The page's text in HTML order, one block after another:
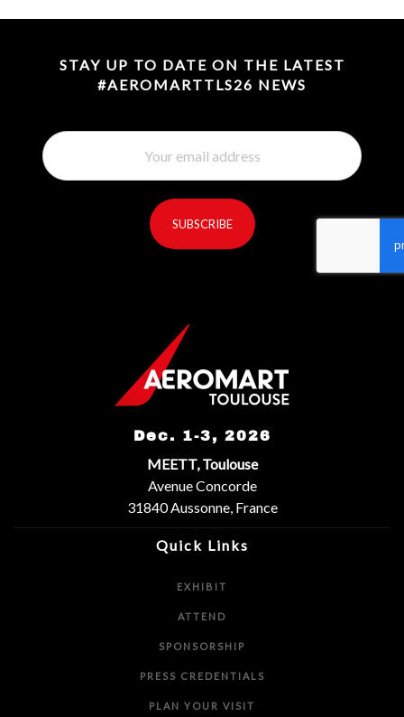
STAY UP TO DATE ON THE LATEST
#AEROMARTTLS26 NEWS
SUBSCRIBE
Dec. 1-3, 2026
MEETT, Toulouse
Avenue Concorde
31840 Aussonne, France
Quick Links
EXHIBIT
ATTEND
SPONSORSHIP
PRESS CREDENTIALS
PLAN YOUR VISIT